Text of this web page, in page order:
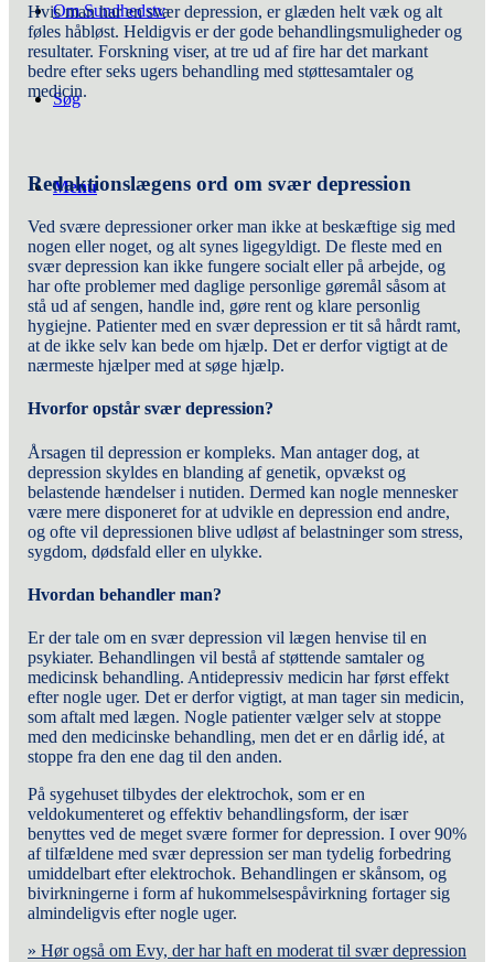
Om Sundhedstv
Søg
Menu
Hvis man har en svær depression, er glæden helt væk og alt
føles håbløst. Heldigvis er der gode behandlingsmuligheder og
resultater. Forskning viser, at tre ud af fire har det markant
bedre efter seks ugers behandling med støttesamtaler og
medicin.
Redaktionslægens ord om svær depression
Ved svære depressioner orker man ikke at beskæftige sig med
nogen eller noget, og alt synes ligegyldigt. De fleste med en
svær depression kan ikke fungere socialt eller på arbejde, og
har ofte problemer med daglige personlige gøremål såsom at
stå ud af sengen, handle ind, gøre rent og klare personlig
hygiejne. Patienter med en svær depression er tit så hårdt ramt,
at de ikke selv kan bede om hjælp. Det er derfor vigtigt at de
nærmeste hjælper med at søge hjælp.
Hvorfor opstår svær depression?
Årsagen til depression er kompleks. Man antager dog, at
depression skyldes en blanding af genetik, opvækst og
belastende hændelser i nutiden. Dermed kan nogle mennesker
være mere disponeret for at udvikle en depression end andre,
og ofte vil depressionen blive udløst af belastninger som stress,
sygdom, dødsfald eller en ulykke.
Hvordan behandler man?
Er der tale om en svær depression vil lægen henvise til en
psykiater. Behandlingen vil bestå af støttende samtaler og
medicinsk behandling. Antidepressiv medicin har først effekt
efter nogle uger. Det er derfor vigtigt, at man tager sin medicin,
som aftalt med lægen. Nogle patienter vælgerselv at stoppe
med den medicinske behandling, men det er en dårlig idé, at
stoppe fra den ene dag til den anden.
På sygehuset tilbydes der elektrochok, som er en
veldokumenteret og effektiv behandlingsform, der især
benyttes ved de meget svære former for depression. I over 90%
af tilfældene med svær depression ser man tydelig forbedring
umiddelbart efter elektrochok. Behandlingen er skånsom, og
bivirkningerne i form af hukommelsespåvirkning fortager sig
almindeligvis efter nogle uger.
» Hør også om Evy, der har haft en moderat til svær depression